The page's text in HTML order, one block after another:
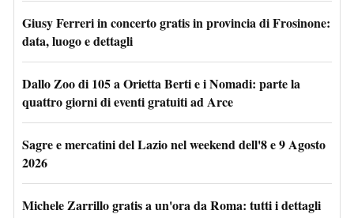
Giusy Ferreri in concerto gratis in provincia di Frosinone:
data, luogo e dettagli
Dallo Zoo di 105 a Orietta Berti e i Nomadi: parte la
quattro giorni di eventi gratuiti ad Arce
Sagre e mercatini del Lazio nel weekend dell'8 e 9 Agosto
2026
Michele Zarrillo gratis a un'ora da Roma: tutti i dettagli